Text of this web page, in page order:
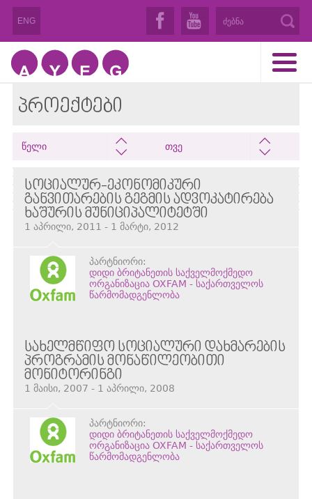
ENG
ᲞᲠᲝᲔᲥᲢᲔᲑᲘ
თვე
წელი
ᲡᲝᲪᲘᲐᲚᲣᲠ-ᲔᲙᲝᲜᲝᲛᲘᲙᲣᲠᲘ
ᲒᲐᲜᲕᲘᲗᲐᲠᲔᲑᲘᲡ ᲒᲔᲒᲛᲘᲡ ᲐᲓᲕᲝᲙᲐᲢᲘᲠᲔᲑᲐ
ᲮᲐᲨᲣᲠᲘᲡ ᲛᲣᲜᲘᲪᲘᲞᲐᲚᲘᲢᲔᲢᲨᲘ
1 აპრილი, 2011 - 1 მარტი, 2012
პარტნიორი:
დიდი ბრიტანეთის საქველმოქმედო
ორგანიზაცია OXFAM - საქართველოს
წარმომადგენლობა
ᲡᲐᲮᲔᲚᲛᲬᲘᲤᲝ ᲡᲝᲪᲘᲐᲚᲣᲠᲘ ᲓᲐᲮᲛᲐᲠᲔᲑᲘᲡ
ᲞᲠᲝᲒᲠᲐᲛᲘᲡ ᲛᲝᲜᲐᲬᲘᲚᲔᲝᲑᲘᲗᲘ
ᲛᲝᲜᲘᲢᲝᲠᲘᲜᲒᲘ
1 მაისი, 2007 - 1 აპრილი, 2008
პარტნიორი:
დიდი ბრიტანეთის საქველმოქმედო
ორგანიზაცია OXFAM - საქართველოს
წარმომადგენლობა